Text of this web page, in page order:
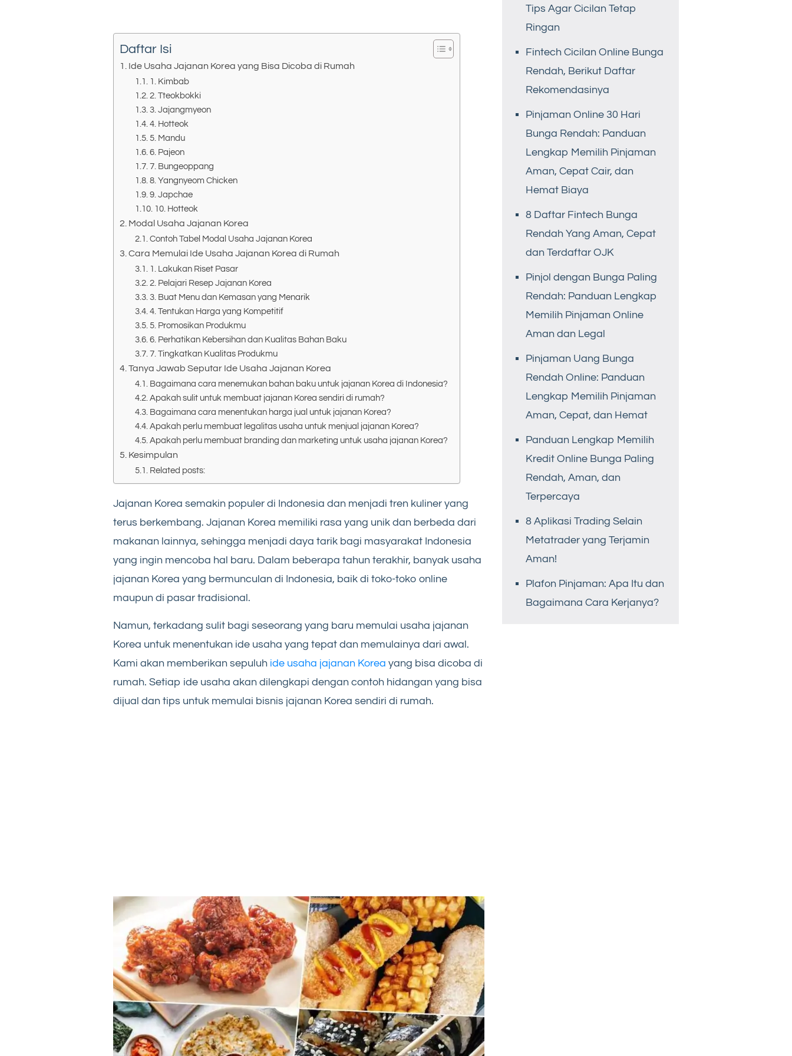
Daftar Isi
Ide Usaha Jajanan Korea yang Bisa Dicoba di Rumah
1. Kimbab
2. Tteokbokki
3. Jajangmyeon
4. Hotteok
5. Mandu
6. Pajeon
7. Bungeoppang
8. Yangnyeom Chicken
9. Japchae
10. Hotteok
Modal Usaha Jajanan Korea
Contoh Tabel Modal Usaha Jajanan Korea
Cara Memulai Ide Usaha Jajanan Korea di Rumah
1. Lakukan Riset Pasar
2. Pelajari Resep Jajanan Korea
3. Buat Menu dan Kemasan yang Menarik
4. Tentukan Harga yang Kompetitif
5. Promosikan Produkmu
6. Perhatikan Kebersihan dan Kualitas Bahan Baku
7. Tingkatkan Kualitas Produkmu
Tanya Jawab Seputar Ide Usaha Jajanan Korea
Bagaimana cara menemukan bahan baku untuk jajanan Korea di Indonesia?
Apakah sulit untuk membuat jajanan Korea sendiri di rumah?
Bagaimana cara menentukan harga jual untuk jajanan Korea?
Apakah perlu membuat legalitas usaha untuk menjual jajanan Korea?
Apakah perlu membuat branding dan marketing untuk usaha jajanan Korea?
Kesimpulan
Related posts:
Jajanan Korea semakin populer di Indonesia dan menjadi tren kuliner yang
terus berkembang. Jajanan Korea memiliki rasa yang unik dan berbeda dari
makanan lainnya, sehingga menjadi daya tarik bagi masyarakat Indonesia
yang ingin mencoba hal baru. Dalam beberapa tahun terakhir, banyak usaha
jajanan Korea yang bermunculan di Indonesia, baik di toko-toko online
maupun di pasar tradisional.
Namun, terkadang sulit bagi seseorang yang baru memulai usaha jajanan
Korea untuk menentukan ide usaha yang tepat dan memulainya dari awal.
Kami akan memberikan sepuluh ide usaha jajanan Korea yang bisa dicoba di
rumah. Setiap ide usaha akan dilengkapi dengan contoh hidangan yang bisa
dijual dan tips untuk memulai bisnis jajanan Korea sendiri di rumah.
Tips Agar Cicilan Tetap
Ringan
Fintech Cicilan Online Bunga
Rendah, Berikut Daftar
Rekomendasinya
Pinjaman Online 30 Hari
Bunga Rendah: Panduan
Lengkap Memilih Pinjaman
Aman, Cepat Cair, dan
Hemat Biaya
8 Daftar Fintech Bunga
Rendah Yang Aman, Cepat
dan Terdaftar OJK
Pinjol dengan Bunga Paling
Rendah: Panduan Lengkap
Memilih Pinjaman Online
Aman dan Legal
Pinjaman Uang Bunga
Rendah Online: Panduan
Lengkap Memilih Pinjaman
Aman, Cepat, dan Hemat
Panduan Lengkap Memilih
Kredit Online Bunga Paling
Rendah, Aman, dan
Terpercaya
8 Aplikasi Trading Selain
Metatrader yang Terjamin
Aman!
Plafon Pinjaman: Apa Itu dan
Bagaimana Cara Kerjanya?